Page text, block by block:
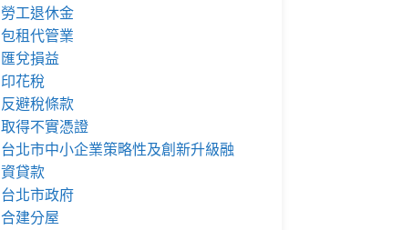
勞工退休金
包租代管業
匯兌損益
印花稅
反避稅條款
取得不實憑證
台北市中小企業策略性及創新升級融
資貸款
台北市政府
合建分屋